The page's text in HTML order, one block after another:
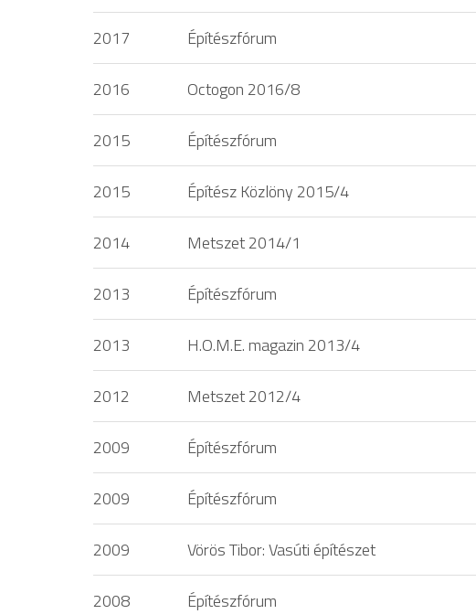
2017 Építészfórum
2016 Octogon 2016/8
2015 Építészfórum
2015 Építész Közlöny 2015/4
2014 Metszet 2014/1
2013 Építészfórum
2013 H.O.M.E. magazin 2013/4
2012 Metszet 2012/4
2009 Építészfórum
2009 Építészfórum
2009 Vörös Tibor: Vasúti építészet
2008 Építészfórum